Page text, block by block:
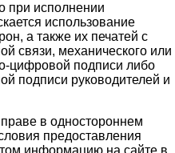
при исполнении
использование
а также их печатей с
связи, механического или
цифровой подписи либо
подписи руководителей и
в одностороннем
предоставления